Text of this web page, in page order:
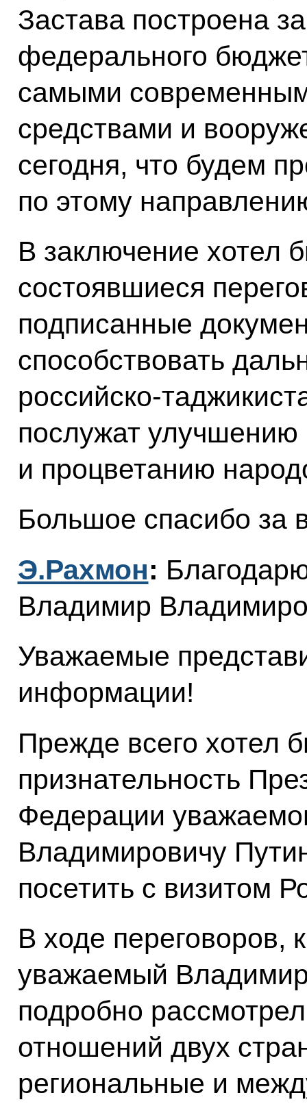
Застава построена
федерального
самыми
средствами и
сегодня, что будем
по этому
В заключение хотел
состоявшиеся
подписанные
способствовать
российско-
послужат улучшению
и процветанию
Большое спасибо за
Э.Рахмон:
Владимир
Уважаемые
информации!
Прежде всего хотел
признательность
Федерации
Владимировичу
посетить с визитом
В ходе переговоров,
уважаемый
подробно
отношений двух
региональные и